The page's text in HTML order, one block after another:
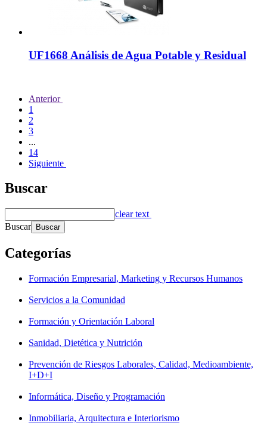
UF1668 Análisis de Agua Potable y Residual
Anterior
1
2
3
...
14
Siguiente
Buscar
clear text
Buscar
Categorías
Formación Empresarial, Marketing y Recursos Humanos
Servicios a la Comunidad
Formación y Orientación Laboral
Sanidad, Dietética y Nutrición
Prevención de Riesgos Laborales, Calidad, Medioambiente,
I+D+I
Informática, Diseño y Programación
Inmobiliaria, Arquitectura e Interiorismo